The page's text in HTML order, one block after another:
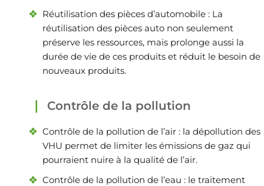
Réutilisation des pièces d’automobile : La
réutilisation des pièces auto non seulement
préserve les ressources, mais prolonge aussi la
durée de vie de ces produits et réduit le besoin de
nouveaux produits.
Contrôle de la pollution
Contrôle de la pollution de l’air : la dépollution des
VHU permet de limiter les émissions de gaz qui
pourraient nuire à la qualité de l’air.
Contrôle de la pollution de l’eau : le traitement